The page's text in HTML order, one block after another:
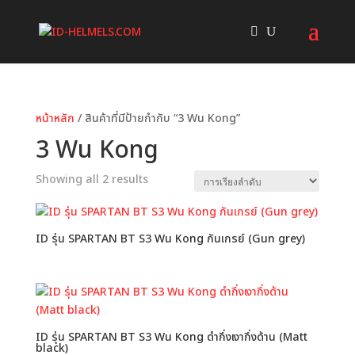
หน้าหลัก / สินค้าที่มีป้ายกำกับ “3 Wu Kong”
3 Wu Kong
Showing all 2 results
ID รุ่น SPARTAN BT S3 Wu Kong กันเกรย์ (Gun grey)
ID รุ่น SPARTAN BT S3 Wu Kong ดำกึ่งเงากึ่งด้าน (Matt
black)